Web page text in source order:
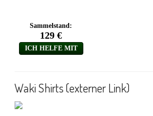
Waki Shirts (externer Link)